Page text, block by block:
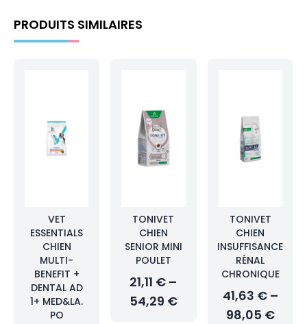
PRODUITS SIMILAIRES
VET
ESSENTIALS
CHIEN
MULTI-
BENEFIT +
DENTAL AD
1+ MED&LA.
PO
TONIVET
CHIEN
SENIOR MINI
POULET
21,11 € –
54,29 €
TONIVET
CHIEN
INSUFFISANCE
RÉNAL
CHRONIQUE
41,63 € –
98,05 €